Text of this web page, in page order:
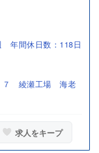
年間休日数：118日
７ 綾瀬工場 海老
求人をキープ